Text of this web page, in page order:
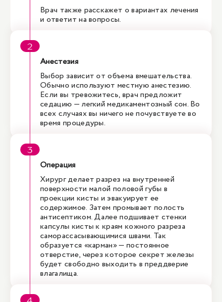
Врач также расскажет о вариантах лечения
и ответит на вопросы.
Анестезия
Выбор зависит от объема вмешательства.
Обычно используют местную анестезию.
Если вы тревожитесь, врач предложит
седацию — легкий медикаментозный сон. Во
всех случаях вы ничего не почувствуете во
время процедуры.
Операция
Хирург делает разрез на внутренней
поверхности малой половой губы в
проекции кисты и эвакуирует ее
содержимое. Затем промывает полость
антисептиком. Далее подшивает стенки
капсулы кисты к краям кожного разреза
саморассасывающимися швами. Так
образуется «карман» — постоянное
отверстие, через которое секрет железы
будет свободно выходить в преддверие
влагалища.